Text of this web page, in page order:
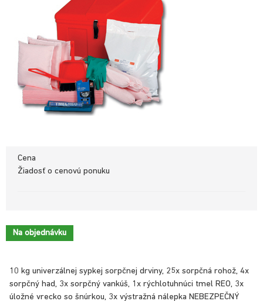
Cena
Žiadosť o cenovú ponuku
Na objednávku
10 kg univerzálnej sypkej sorpčnej drviny, 25x sorpčná rohož, 4x
sorpčný had, 3x sorpčný vankúš, 1x rýchlotuhnúci tmel REO, 3x
úložné vrecko so šnúrkou, 3x výstražná nálepka NEBEZPEČNÝ